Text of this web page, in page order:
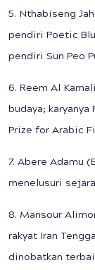
5. Nthabiseng
pendiri Poetic
pendiri Sun Peo
6. Reem Al
budaya;
Prize for Arabic
7. Abere Adamu
menelusuri
8. Mansour
rakyat Iran
dinobatkan